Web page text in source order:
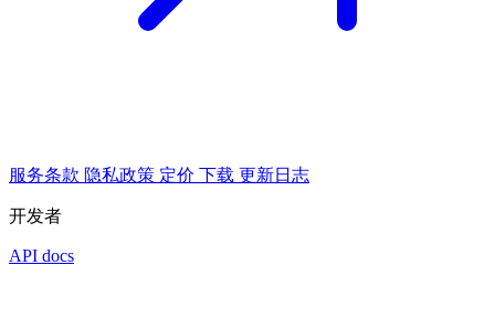
服务条款 隐私政策 定价 下载 更新日志
开发者
API docs